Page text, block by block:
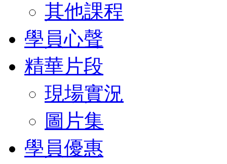
其他課程
學員心聲
精華片段
現場實況
圖片集
學員優惠